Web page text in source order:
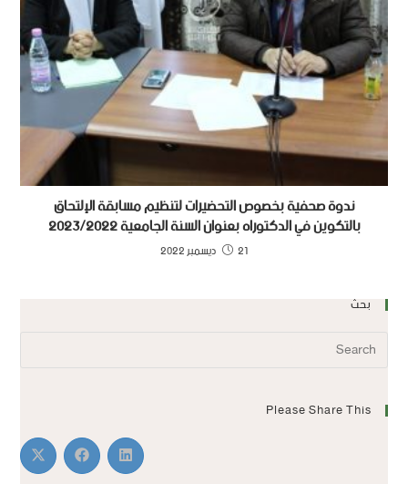
ندوة صحفية بخصوص التحضيرات لتنظيم مسابقة الإلتحاق
بالتكوين في الدكتوراه بعنوان السنة الجامعية 2023/2022
21 ديسمبر 2022
بحث
Please Share This